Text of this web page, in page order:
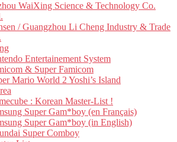
WaiXing Science & Technology Co.
/ Guangzhou Li Cheng Industry & Trade
Entertainement System
& Super Famicom
Mario World 2 Yoshi’s Island
: Korean Master-List !
Super Gam*boy (en Français)
Super Gam*boy (in English)
Super Comboy